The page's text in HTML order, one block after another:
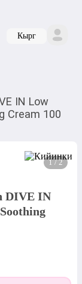
Кырг
IN Low
Cream 100
1 / 2
DIVE IN